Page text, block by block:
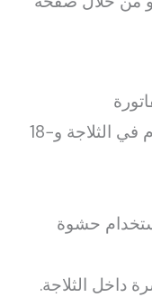
ضبط درجة الحرارة بين 3–5 °م في الثلاجة و−18
حشوة
داخل الثلاجة.